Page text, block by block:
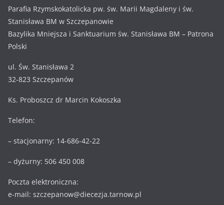
Parafia Rzymskokatolicka pw. św. Marii Magdaleny i św.
Stanisława BM w Szczepanowie
Bazylika Mniejsza i Sanktuarium św. Stanisława BM – Patrona
Polski
ul. Św. Stanisława 2
32-823 Szczepanów
Ks. Proboszcz dr Marcin Kokoszka
Telefon:
– stacjonarny: 14-686-42-22
– dyżurny: 506 450 008
Poczta elektroniczna:
e-mail: szczepanow@diecezja.tarnow.pl